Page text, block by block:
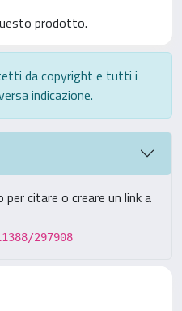
prodotto.
da copyright e tutti i
indicazione.
citare o creare un link a
297908